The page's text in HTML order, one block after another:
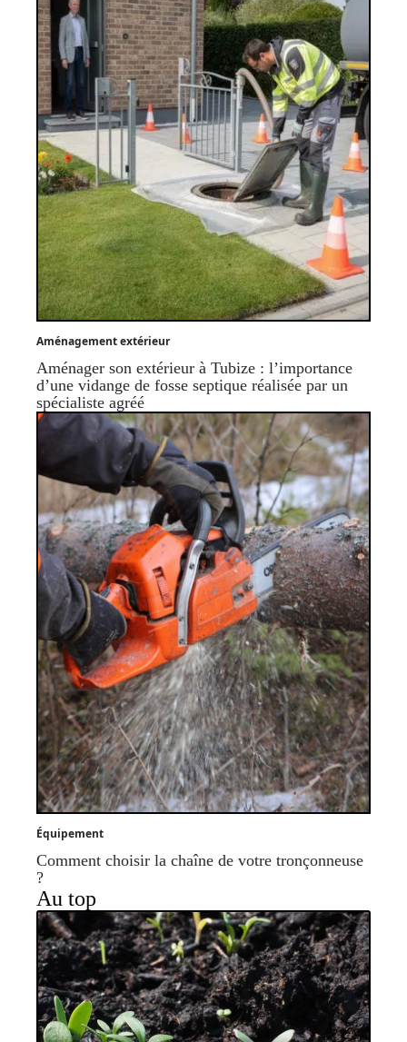
Aménagement extérieur
Aménager son extérieur à Tubize : l’importance
d’une vidange de fosse septique réalisée par un
spécialiste agréé
Équipement
Comment choisir la chaîne de votre tronçonneuse
?
Au top